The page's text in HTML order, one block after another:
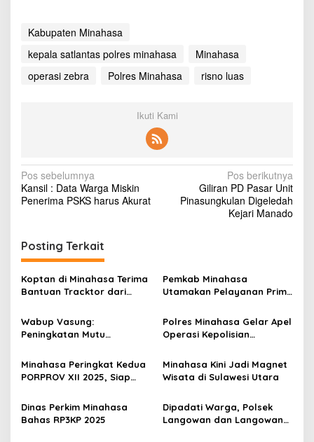
s
o
n
a
h
a
Kabupaten Minahasa
kepala satlantas polres minahasa
Minahasa
operasi zebra
Polres Minahasa risno luas
Ikuti Kami
N
a
i
g
a
s
i
p
s
Pos sebelumnya
Kansil : Data Warga Miskin
Penerima PSKS harus Akurat
Pos berikutnya
Giliran PD Pasar Unit
Pinasungkulan Digeledah
Kejari Manado
Posting Terkait
Koptan di Minahasa Terima
Bantuan Tracktor dari
Ketahanan Pangan
Pemkab Minahasa
Utamakan Pelayanan Prima
Wabup Vasung:
Peningkatan Mutu
Polres Minahasa Gelar Apel
Operasi Kepolisian
Minahasa Peringkat Kedua
PORPROV XII 2025, Siap
Minahasa Kini Jadi Magnet
Wisata di Sulawesi Utara
Dinas Perkim Minahasa
Bahas RP3KP 2025
Dipadati Warga, Polsek
Langowan dan Langowan